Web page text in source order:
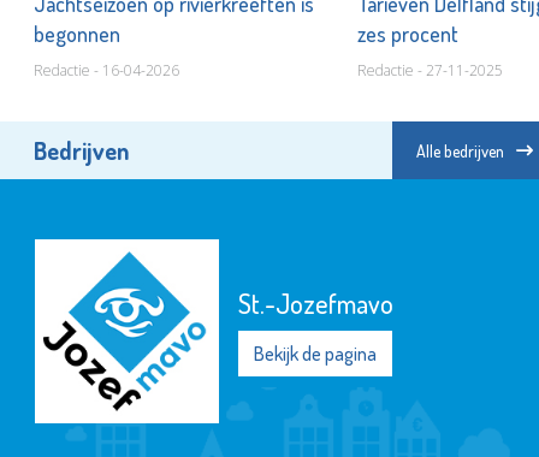
begonnen
Redactie - 16-04-2026
zes procent
Redactie - 27-11-2025
Bedrijven Alle bedrijven
St.-Jozefmavo
Bekijk de pagina